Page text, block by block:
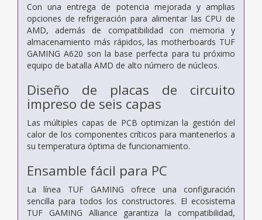
Con una entrega de potencia mejorada y amplias
opciones de refrigeración para alimentar las CPU de
AMD, además de compatibilidad con memoria y
almacenamiento más rápidos, las motherboards TUF
GAMING A620 son la base perfecta para tu próximo
equipo de batalla AMD de alto número de núcleos.
Diseño de placas de circuito
impreso de seis capas
Las múltiples capas de PCB optimizan la gestión del
calor de los componentes críticos para mantenerlos a
su temperatura óptima de funcionamiento.
Ensamble fácil para PC
La línea TUF GAMING ofrece una configuración
sencilla para todos los constructores. El ecosistema
TUF GAMING Alliance garantiza la compatibilidad,